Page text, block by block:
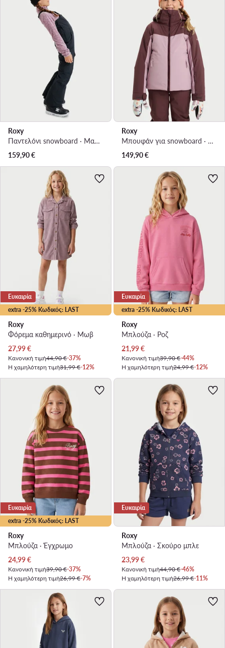
Roxy
Παντελόνι snowboard · Μαύρο
159,90€
Roxy
Μπουφάν για snowboard · Ροζ
149,90€
extra -25% Κωδικός: LAST
Ευκαιρία
Roxy
Φόρεμα καθημερινό · Μωβ
Τρέχουσα τιμή
27,99€
Κανονική τιμή44,90 €-37%
Η χαμηλότερη τιμή31,99 €-12%
extra -25% Κωδικός: LAST
Ευκαιρία
Roxy
Μπλούζα · Ροζ
Τρέχουσα τιμή
21,99€
Κανονική τιμή39,90 €-44%
Η χαμηλότερη τιμή24,99 €-12%
extra -25% Κωδικός: LAST
Ευκαιρία
Roxy
Μπλούζα · Έγχρωμο
Τρέχουσα τιμή
24,99€
Κανονική τιμή39,90 €-37%
Η χαμηλότερη τιμή26,99 €-7%
Ευκαιρία
Roxy
Μπλούζα · Σκούρο μπλε
Τρέχουσα τιμή
23,99€
Κανονική τιμή44,90 €-46%
Η χαμηλότερη τιμή26,99 €-11%